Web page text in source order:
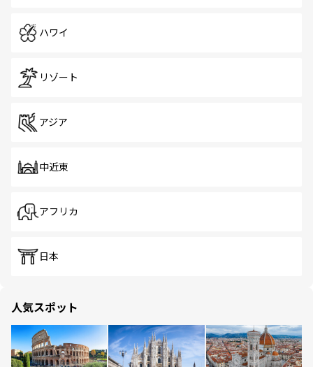
ハワイ
リゾート
アジア
中近東
アフリカ
日本
人気スポット